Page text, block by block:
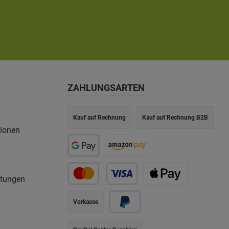
ZAHLUNGSARTEN
Vorkasse
Kauf auf Rechnung Kauf auf Rechnung B2B